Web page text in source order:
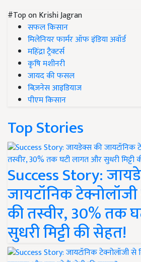
#Top on Krishi Jagran
सफल किसान
मिलेनियर फार्मर ऑफ इंडिया अवॉर्ड
महिंद्रा ट्रैक्टर्स
कृषि मशीनरी
जायद की फसल
बिज़नेस आइडियाज
पीएम किसान
Top Stories
Success Story:
जायटॉनिक
की तस्वीर, 30% तक
सुधरी मिट्टी की सेहत!